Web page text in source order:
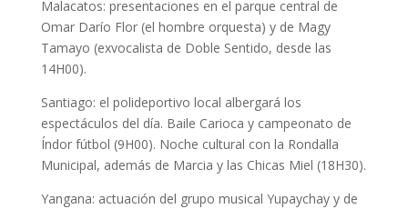
Malacatos: presentaciones en el parque central de
Omar Darío Flor (el hombre orquesta) y de Magy
Tamayo (exvocalista de Doble Sentido, desde las
14H00).
Santiago: el polideportivo local albergará los
espectáculos del día. Baile Carioca y campeonato de
Índor fútbol (9H00). Noche cultural con la Rondalla
Municipal, además de Marcia y las Chicas Miel (18H30).
Yangana: actuación del grupo musical Yupaychay y de